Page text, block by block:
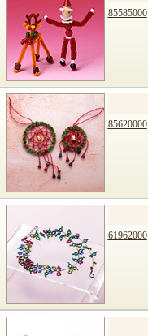
85585000
85620000
61962000